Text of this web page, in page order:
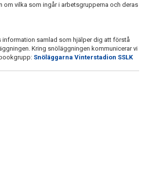
om vilka som ingår i arbetsgrupperna och deras
information samlad som hjälper dig att förstå
Kring snöläggningen kommunicerar vi
Snöläggarna Vinterstadion SSLK